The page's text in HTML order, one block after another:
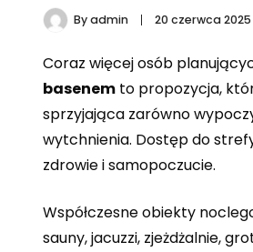
Byadmin 20 czerwca 2025
Coraz więcej osób
basenem to propozycja,
sprzyjająca zarówno
wytchnienia. Dostęp do
zdrowie i samopoczucie.
Współczesne obiekty
sauny, jacuzzi, zjeżdżalnie,